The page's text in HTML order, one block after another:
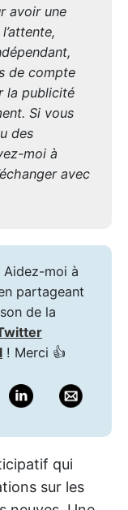
avoir une
de compte
la publicité
Si vous
des
moi à
avec
Aidez-moi à
partageant
de la
! Merci 👍
qui
sur les